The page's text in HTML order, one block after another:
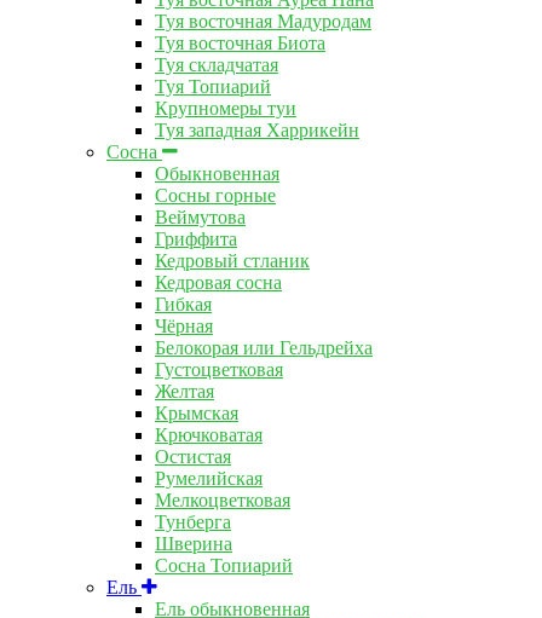
Туя восточная Мадуродам
Туя восточная Биота
Туя складчатая
Туя Топиарий
Крупномеры туи
Туя западная Харрикейн
Сосна
Обыкновенная
Сосны горные
Веймутова
Гриффита
Кедровый стланик
Кедровая сосна
Гибкая
Чёрная
Белокорая или Гельдрейха
Густоцветковая
Желтая
Крымская
Крючковатая
Остистая
Румелийская
Мелкоцветковая
Тунберга
Шверина
Сосна Топиарий
Ель
Ель обыкновенная